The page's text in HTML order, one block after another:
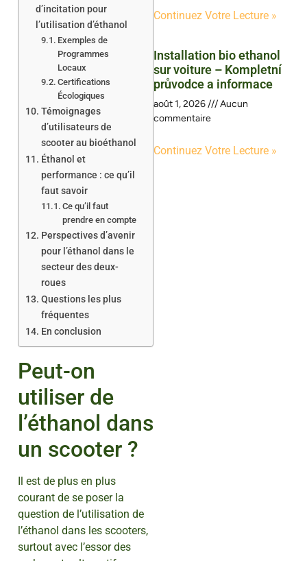
d’incitation pour
l’utilisation d’éthanol
Exemples de
Programmes
Locaux
Certifications
Écologiques
Témoignages
d’utilisateurs de
scooter au bioéthanol
Éthanol et
performance : ce qu’il
faut savoir
Ce qu’il faut
prendre en compte
Perspectives d’avenir
pour l’éthanol dans le
secteur des deux-
roues
Questions les plus
fréquentes
En conclusion
Peut-on
utiliser de
l’éthanol dans
un scooter ?
Il est de plus en plus
courant de se poser la
question de l’utilisation de
l’éthanol dans les scooters,
surtout avec l’essor des
Continuez Votre Lecture »
Installation bio ethanol
sur voiture – Kompletní
průvodce a informace
août 1, 2026
Aucun
commentaire
Continuez Votre Lecture »